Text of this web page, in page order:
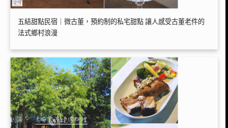
五結甜點民宿｜微古董，預約制的私宅甜點 讓人感受古董老件的
法式鄉村浪漫